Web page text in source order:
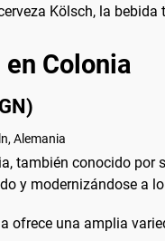
Kölsch, la
Colonia
Alemania
también conocido
y modernizándose a
ofrece una amplia